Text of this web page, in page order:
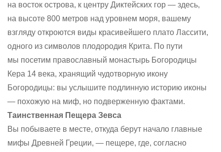
на восток острова, к центру Диктейских гор — здесь,
на высоте 800 метров над уровнем моря, вашему
взгляду откроются виды красивейшего плато Лассити,
одного из символов плодородия Крита. По пути
мы посетим православный монастырь Богородицы
Кера 14 века, хранящий чудотворную икону
Богородицы: вы услышите подлинную историю иконы
— похожую на миф, но подверженную фактами.
Таинственная Пещера Зевса
Вы побываете в месте, откуда берут начало главные
мифы Древней Греции, — пещере, где, согласно